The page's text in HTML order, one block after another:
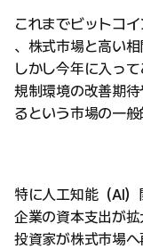
これまでビットコ
、株式市場と高い相
しかし今年に入っ
規制環境の改善期
るという市場の一般
特に人工知能（AI）
企業の資本支出が拡
投資家が株式市場へ